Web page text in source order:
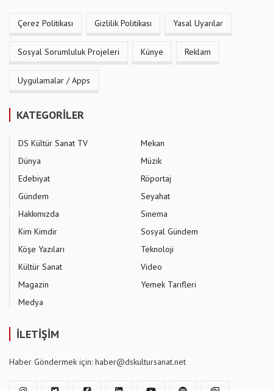
Çerez Politikası Gizlilik Politikası Yasal Uyarılar
Sosyal Sorumluluk Projeleri Künye Reklam
Uygulamalar / Apps
KATEGORİLER
DS Kültür Sanat TV
Dünya
Edebiyat
Gündem
Hakkımızda
Kim Kimdir
Köşe Yazıları
Kültür Sanat
Magazin
Medya
Mekan
Müzik
Röportaj
Seyahat
Sinema
Sosyal Gündem
Teknoloji
Video
Yemek Tarifleri
İLETİŞİM
Haber Göndermek için: haber@dskultursanat.net